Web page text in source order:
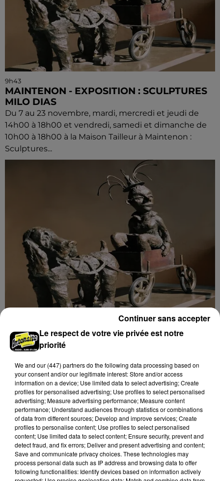
9h43
MAINTENON - EXPOSITION : SCULPTURES
MILO DIAS
Du 7 au 23 novembre, mardi, mercredi et jeudi de
14h00 à 18h00 et vendredi, samedi et dimanche de
10h00 à 18h00 à la Maison Tailleur à Maintenon :
Sculptures...
MAINTENON - EXPOSITION : SCULPTURES
MILO DIAS
14h00 à 18h00 et vendredi, samedi et dimanche de
10h00 à 18h00 à la Maison Tailleur à Maintenon :
Sculptures...
Le respect de votre vie privée est notre
priorité
We and our (447) partnersdo the following data processing based on
your consent and/or our legitimate interest: Store and/or access
information on a device; Use limited data to select advertising; Create
profiles for personalised advertising; Use profiles to select personalised
advertising; Measure advertising performance; Measure content
performance; Understand audiences through statistics or combinations
of data from different sources; Develop and improve services; Create
profiles to personalise content; Use profiles to select personalised
content; Use limited data to select content; Ensure security, prevent and
detect fraud, and fix errors; Deliver and present advertising and content;
Save and communicate privacy choices. These technologies may
process personal data such as IP address and browsing data to offer
following functionalities: Identify devices based on information actively
Continuer sans accepter